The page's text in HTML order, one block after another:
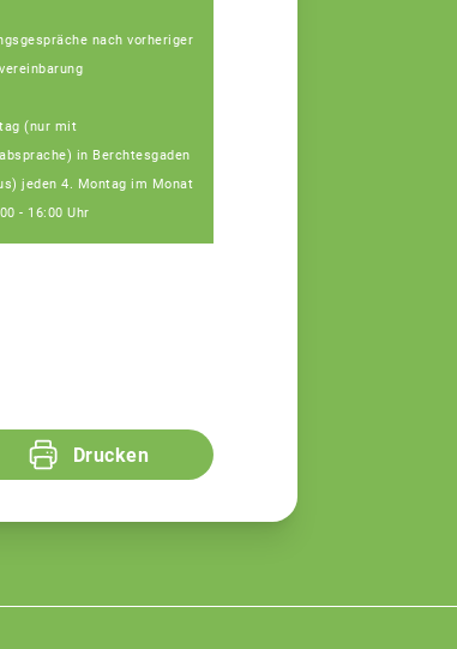
nach vorheriger
(nur mit
in Berchtesgaden
jeden 4. Montag im Monat
- 16:00 Uhr
Drucken